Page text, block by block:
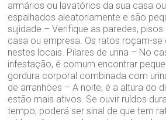
armários ou lavatórios da sua casa
espalhados aleatoriamente e são
sujidade – Verifique as paredes,
casa ou empresa. Os ratos roçam-
nestes locais. Pilares de urina – No
infestação, é comum encontrar
gordura corporal combinada com
de arranhões – A noite, é a altura do
estão mais ativos. Se ouvir ruídos
tempo, poderá ser sinal de que tem